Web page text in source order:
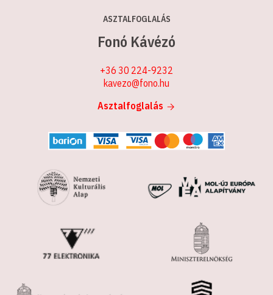
ASZTALFOGLALÁS
Fonó Kávézó
+36 30 224-9232
kavezo@fono.hu
Asztalfoglalás